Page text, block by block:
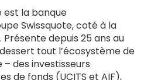
est la banque
Swissquote, coté à la
Présente depuis 25 ans au
tout l’écosystème de
des investisseurs
de fonds (UCITS et AIF),